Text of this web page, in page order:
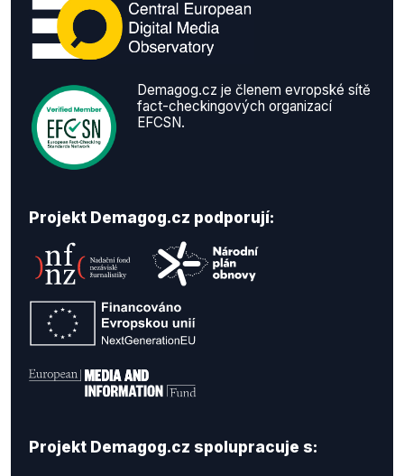
Demagog.cz je členem evropské sítě
fact-checkingových organizací
EFCSN.
Projekt Demagog.cz podporují:
Projekt Demagog.cz spolupracuje s: